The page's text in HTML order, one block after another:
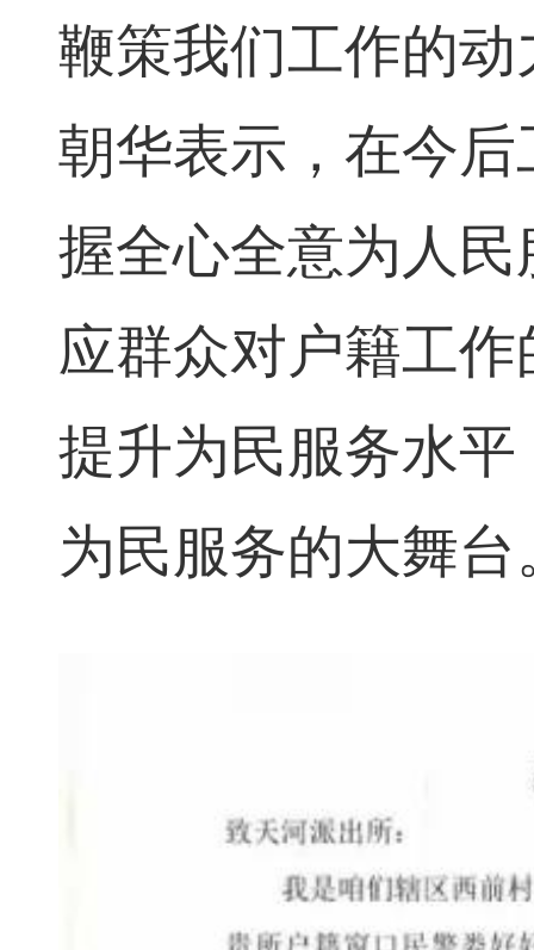
鞭策我们工作的动
朝华表示，在今
握全心全意为人
应群众对户籍工
提升为民服务水
为民服务的大舞台